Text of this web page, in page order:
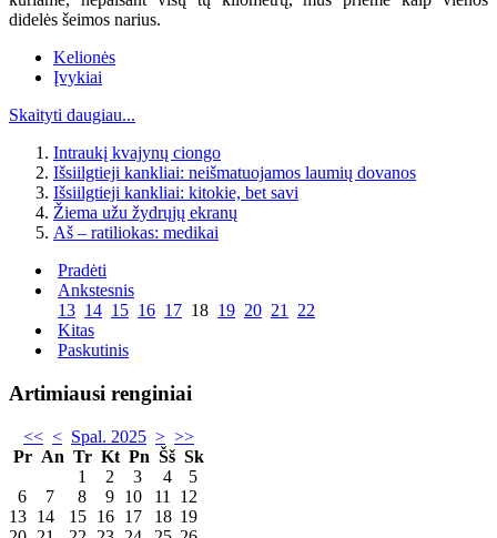
didelės šeimos narius.
Kelionės
Įvykiai
Skaityti daugiau...
Intraukį kvajynų ciongo
Išsiilgtieji kankliai: neišmatuojamos laumių dovanos
Išsiilgtieji kankliai: kitokie, bet savi
Žiema užu žydrųjų ekranų
Aš – ratiliokas: medikai
Pradėti
Ankstesnis
13 14 15 16 17 18 19 20 21 22
Kitas
Paskutinis
Artimiausi renginiai
<< < Spal. 2025 > >>
Pr An Tr Kt Pn Šš Sk
1
2 3 4
5
6
7 8 9 10 11
12
13 14 15 16 17 18 19